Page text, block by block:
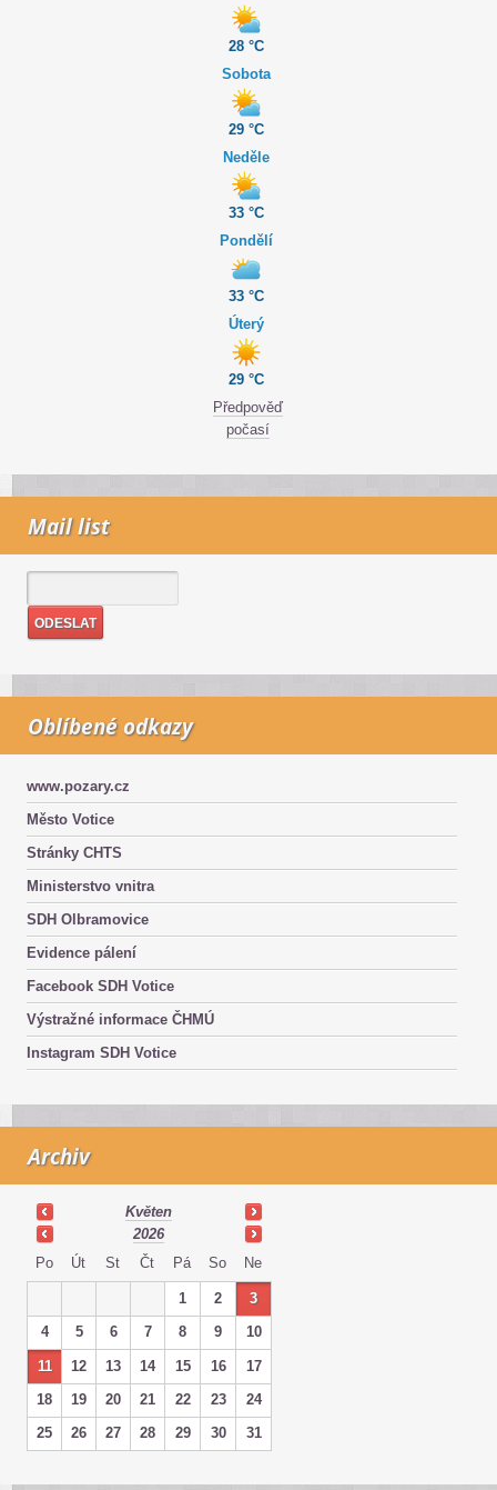
28 °C
Sobota
29 °C
Neděle
33 °C
Pondělí
33 °C
Úterý
29 °C
Předpověď
počasí
Mail list
Oblíbené odkazy
www.pozary.cz
Město Votice
Stránky CHTS
Ministerstvo vnitra
SDH Olbramovice
Evidence pálení
Facebook SDH Votice
Výstražné informace ČHMÚ
Instagram SDH Votice
Archiv
Květen
2026
Po
Út St Čt Pá So Ne
1 2
3
4
5 6 7 8 9 10
11 12 13 14 15 16
17
18
19 20 21 22 23
24
25
26 27 28 29 30 31